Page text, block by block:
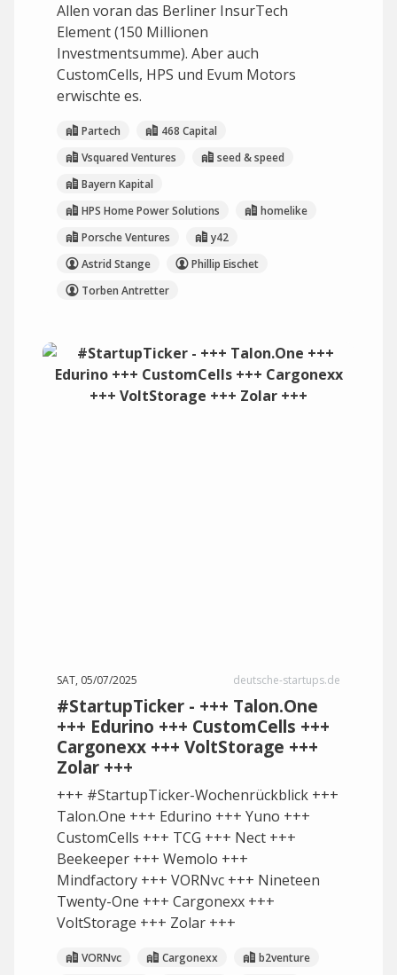
Allen voran das Berliner InsurTech
Element (150 Millionen
Investmentsumme). Aber auch
CustomCells, HPS und Evum Motors
erwischte es.
Partech
468 Capital
Vsquared Ventures
seed & speed
Bayern Kapital
HPS Home Power Solutions
homelike
Porsche Ventures
y42
Astrid Stange
Phillip Eischet
Torben Antretter
SAT, 05/07/2025 deutsche-startups.de
#StartupTicker - +++ Talon.One
+++ Edurino +++ CustomCells +++
Cargonexx +++ VoltStorage +++
Zolar +++
+++ #StartupTicker-Wochenrückblick +++
Talon.One +++ Edurino +++ Yuno +++
CustomCells +++ TCG +++ Nect +++
Beekeeper +++ Wemolo +++
Mindfactory +++ VORNvc +++ Nineteen
Twenty-One +++ Cargonexx +++
VoltStorage +++ Zolar +++
VORNvc Cargonexx
b2venture